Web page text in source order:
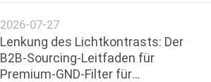
2026-07-27
Lenkung des Lichtkontrasts: Der
B2B-Sourcing-Leitfaden für
Premium-GND-Filter für